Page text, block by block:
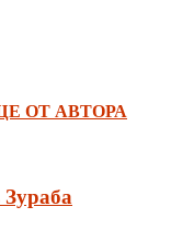
ОТ АВТОРА